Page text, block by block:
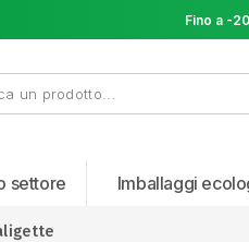
Fino a -
settore Imballaggi